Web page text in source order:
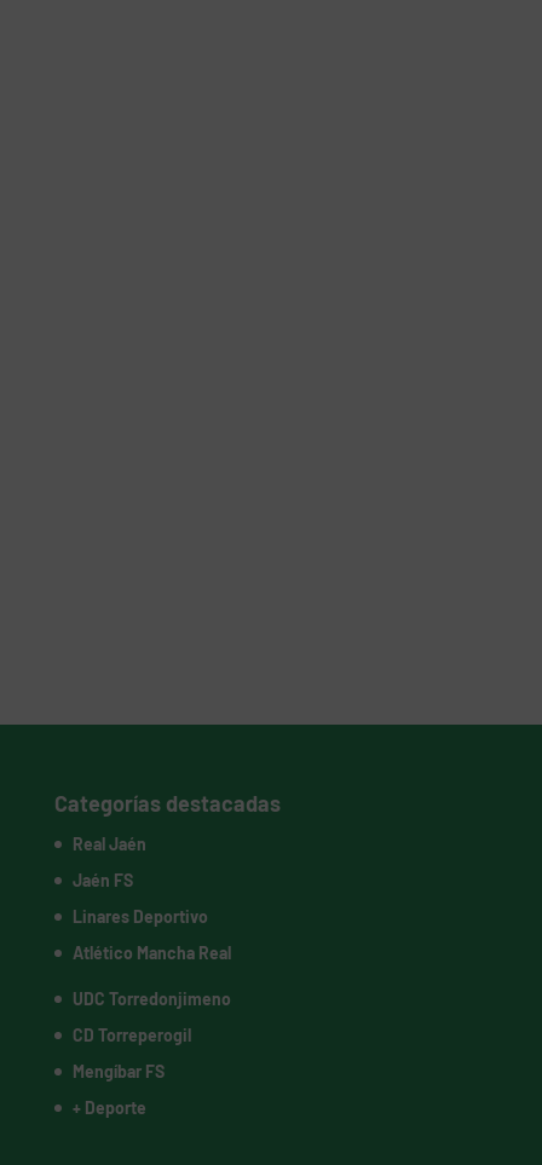
Categorías destacadas
Real Jaén
Jaén FS
Linares Deportivo
Atlético Mancha Real
UDC Torredonjimeno
CD Torreperogil
Mengíbar FS
+ Deporte